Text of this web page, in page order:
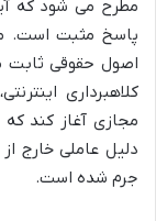
مطرح می شود که
پاسخ مثبت است.
اصول حقوقی ثابت
کلاهبرداری
مجازی آغاز کند
دلیل عاملی خارج
جرم شده است.